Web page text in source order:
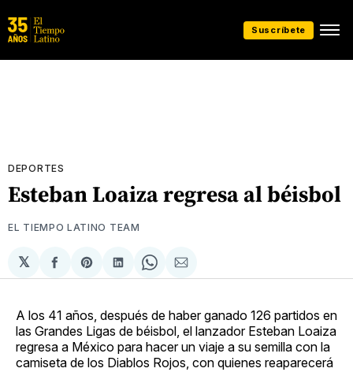
Suscríbete
DEPORTES
Esteban Loaiza regresa al béisbol
EL TIEMPO LATINO TEAM
𝕏
Compartir
en
Share
on
Compartir
en
Share
on
Compartir
via
A los 41 años, después de haber ganado 126 partidos en
las Grandes Ligas de béisbol, el lanzador Esteban Loaiza
regresa a México para hacer un viaje a su semilla con la
camiseta de los Diablos Rojos, con quienes reaparecerá